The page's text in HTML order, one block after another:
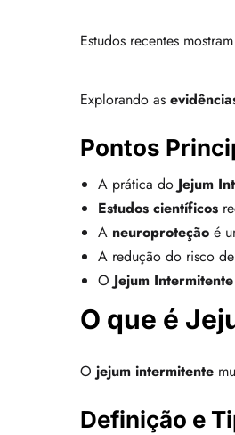
Estudos recentes
Explorando as
Pontos
A prática do Jejum
Estudos científicos
A neuroproteçãoé
A redução do risco de
O Jejum Intermitente
O que é
O jejum intermitente
Definição e